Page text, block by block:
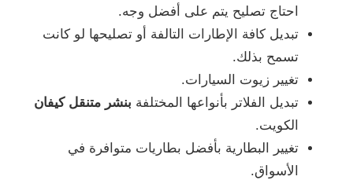
احتاج تصليح يتم على أفضل وجه.
تبديل كافة الإطارات التالفة أو تصليحها لو كانت
تسمح بذلك.
تغيير زيوت السيارات.
تبديل الفلاتر بأنواعها المختلفة بنشر متنقل كيفان
الكويت.
تغيير البطارية بأفضل بطاريات متوافرة في
الأسواق.